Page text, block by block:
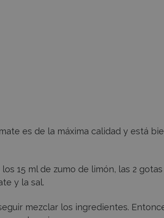
es de la máxima calidad y está
15 ml de zumo de limón, las 2
y la sal.
mezclar los ingredientes.